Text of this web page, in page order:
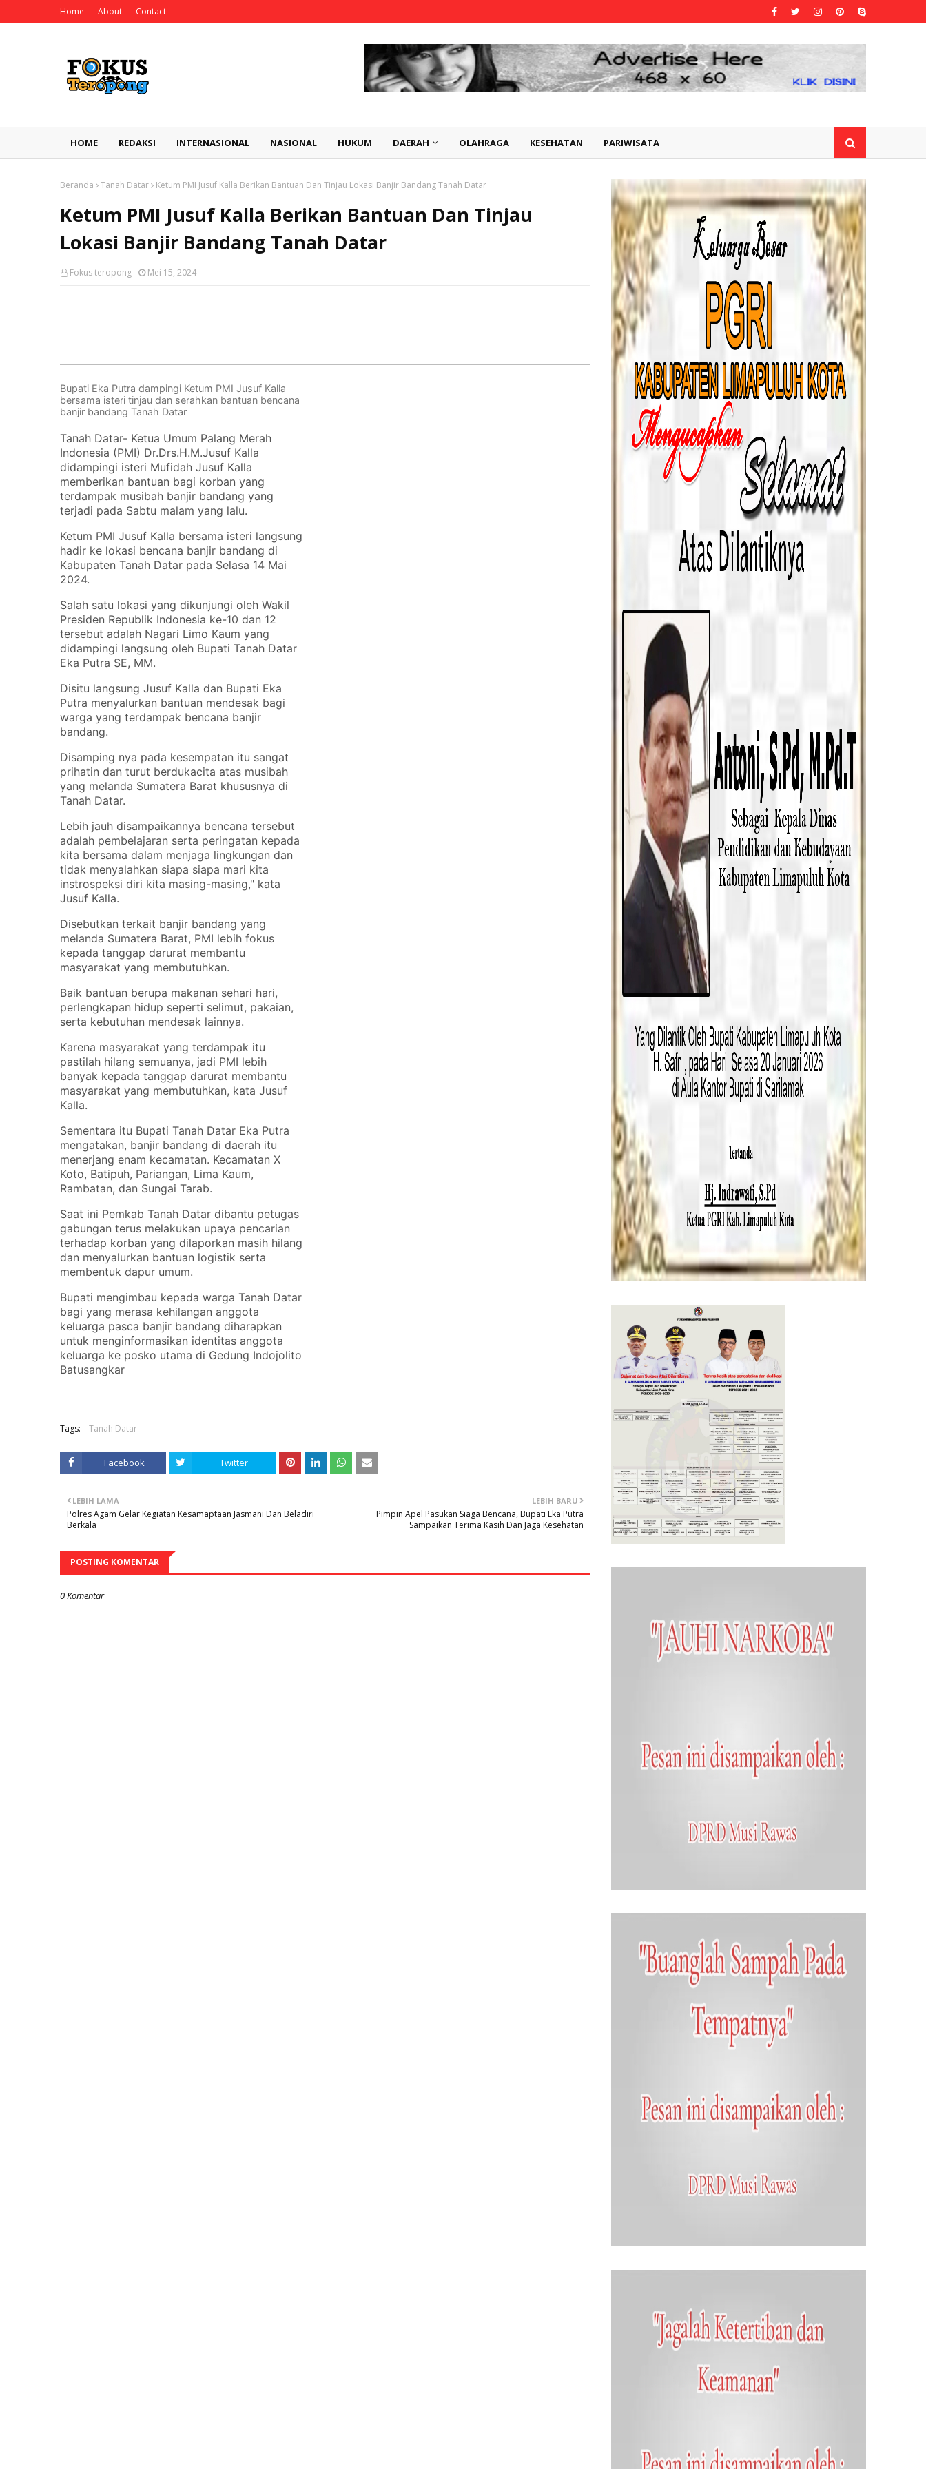
Home About Contact
HOME REDAKSI INTERNASIONAL NASIONAL HUKUM DAERAH OLAHRAGA KESEHATAN PARIWISATA
Beranda Tanah Datar Ketum PMI Jusuf Kalla Berikan Bantuan Dan Tinjau Lokasi Banjir Bandang Tanah Datar
Ketum PMI Jusuf Kalla Berikan Bantuan Dan Tinjau
Lokasi Banjir Bandang Tanah Datar
Fokus teropong Mei 15, 2024
Bupati Eka Putra dampingi Ketum PMI Jusuf Kalla
bersama isteri tinjau dan serahkan bantuan bencana
banjir bandang Tanah Datar
Tanah Datar- Ketua Umum Palang Merah
Indonesia (PMI) Dr.Drs.H.M.Jusuf Kalla
didampingi isteri Mufidah Jusuf Kalla
memberikan bantuan bagi korban yang
terdampak musibah banjir bandang yang
terjadi pada Sabtu malam yang lalu.
Ketum PMI Jusuf Kalla bersama isteri langsung
hadir ke lokasi bencana banjir bandang di
Kabupaten Tanah Datar pada Selasa 14 Mai
2024.
Salah satu lokasi yang dikunjungi oleh Wakil
Presiden Republik Indonesia ke-10 dan 12
tersebut adalah Nagari Limo Kaum yang
didampingi langsung oleh Bupati Tanah Datar
Eka Putra SE, MM.
Disitu langsung Jusuf Kalla dan Bupati Eka
Putra menyalurkan bantuan mendesak bagi
warga yang terdampak bencana banjir
bandang.
Disamping nya pada kesempatan itu sangat
prihatin dan turut berdukacita atas musibah
yang melanda Sumatera Barat khususnya di
Tanah Datar.
Lebih jauh disampaikannya bencana tersebut
adalah pembelajaran serta peringatan kepada
kita bersama dalam menjaga lingkungan dan
tidak menyalahkan siapa siapa mari kita
instrospeksi diri kita masing-masing," kata
Jusuf Kalla.
Disebutkan terkait banjir bandang yang
melanda Sumatera Barat, PMI lebih fokus
kepada tanggap darurat membantu
masyarakat yang membutuhkan.
Baik bantuan berupa makanan sehari hari,
perlengkapan hidup seperti selimut, pakaian,
serta kebutuhan mendesak lainnya.
Karena masyarakat yang terdampak itu
pastilah hilang semuanya, jadi PMI lebih
banyak kepada tanggap darurat membantu
masyarakat yang membutuhkan, kata Jusuf
Kalla.
Sementara itu Bupati Tanah Datar Eka Putra
mengatakan, banjir bandang di daerah itu
menerjang enam kecamatan. Kecamatan X
Koto, Batipuh, Pariangan, Lima Kaum,
Rambatan, dan Sungai Tarab.
Saat ini Pemkab Tanah Datar dibantu petugas
gabungan terus melakukan upaya pencarian
terhadap korban yang dilaporkan masih hilang
dan menyalurkan bantuan logistik serta
membentuk dapur umum.
Bupati mengimbau kepada warga Tanah Datar
bagi yang merasa kehilangan anggota
keluarga pasca banjir bandang diharapkan
untuk menginformasikan identitas anggota
keluarga ke posko utama di Gedung Indojolito
Batusangkar
Tags: Tanah Datar
Facebook Twitter
LEBIH BARU
Pimpin Apel Pasukan Siaga Bencana, Bupati Eka Putra
Sampaikan Terima Kasih Dan Jaga Kesehatan
LEBIH LAMA
Polres Agam Gelar Kegiatan Kesamaptaan Jasmani Dan Beladiri
Berkala
POSTING KOMENTAR
0 Komentar